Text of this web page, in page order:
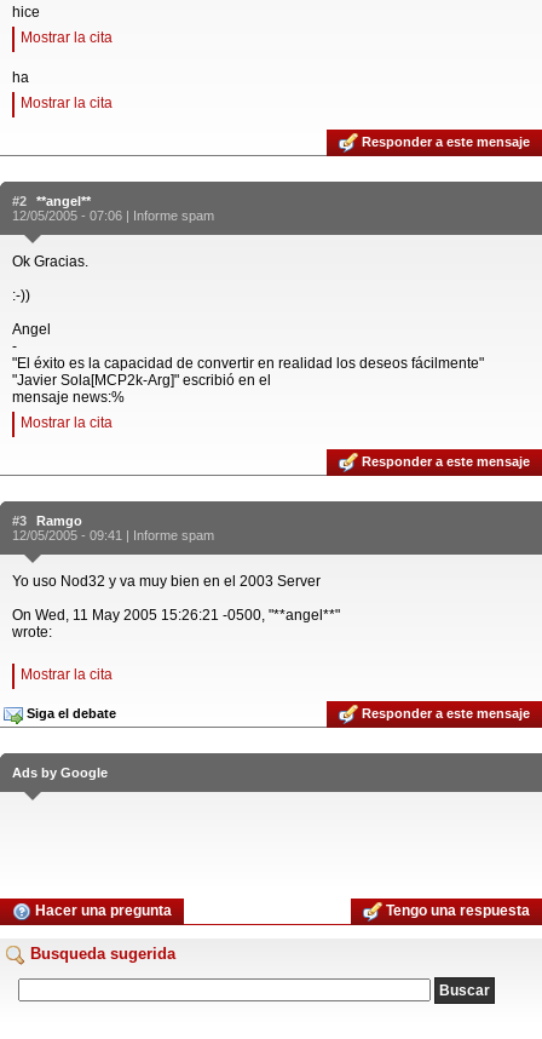
hice
Mostrar la cita
ha
Mostrar la cita
Responder a este mensaje
#2
**angel**
12/05/2005 - 07:06 | Informe spam
Ok Gracias.
:-))
Angel
-
"El éxito es la capacidad de convertir en realidad los deseos fácilmente"
"Javier Sola[MCP2k-Arg]" escribió en el
mensaje news:%
Mostrar la cita
Responder a este mensaje
#3
Ramgo
12/05/2005 - 09:41 | Informe spam
Yo uso Nod32 y va muy bien en el 2003 Server
On Wed, 11 May 2005 15:26:21 -0500, "**angel**"
wrote:
Mostrar la cita
Siga el debate Responder a este mensaje
Ads by Google
Hacer una pregunta Tengo una respuesta
Busqueda sugerida